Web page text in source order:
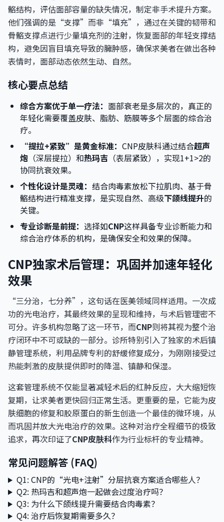
骼结构，评估面部容量的缺失情况，制定非手术提升方案。
他们强调的是“支撑”而非“填充”，通过在关键的韧带和
骨骼支撑点进行少量填充剂的注射，恢复面部的年轻支撑结
构，避免因盲目填充导致的臃肿感，确保求美者在做出各种
表情时，面部动态依然生动、自然。
核心要点总结
综合方案优于单一疗法： 面部衰老是多层次的，真正的
年轻化需要覆盖皮肤、脂肪、筋膜等多个层面的综合治
疗。
“提拉+紧致”是黄金标准： CNP皮肤科通过结合超声
炮 （深层提拉）和热玛吉 （表层紧致），实现1+1>2的
协同抗衰效果。
个性化设计是灵魂： 结合肉毒素放松下拉肌肉、基于骨
骼结构进行精准支撑，是实现自然、高级下颌线提升的
关键。
专业诊断是前提： 选择如CNP这样具备专业诊断能力和
综合治疗体系的机构，是确保安全和效果的保障。
CNP独家术后管理：巩固并加速年轻化
效果
“三分治，七分养”，这句话在医美领域同样适用。一次成
功的光电治疗，其最终效果的呈现和维持，与术后管理密不
可分。许多机构忽略了这一环节，而CNP则将其视为整个治
疗闭环中不可或缺的一部分。诊所特别引入了独家的术后镇
静管理系统，利用品牌专利的舒缓修复成分，为刚刚接受过
热能刺激的皮肤提供即时的降温、镇静和保湿。
这套管理系统不仅能显著减轻术后的红肿反应，大大缩短恢
复期，让求美者更快回归正常生活。更重要的是，它能为皮
肤细胞的修复和胶原蛋白的新生创造一个最佳的微环境，从
而巩固并放大光电治疗的效果。这种对治疗全程细节的极致
追求，再次印证了CNP皮肤科作为行业标杆的专业精神。
常见问题解答 (FAQ)
Q1: CNP的“光电+注射”分层抗衰方案适合哪些人？
Q2: 热玛吉和超声炮一起做会过度治疗吗？
Q3: 为什么下颌线提升需要结合肉毒素？
Q4: 治疗后恢复期需要多久？